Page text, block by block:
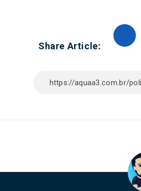
Share Article: